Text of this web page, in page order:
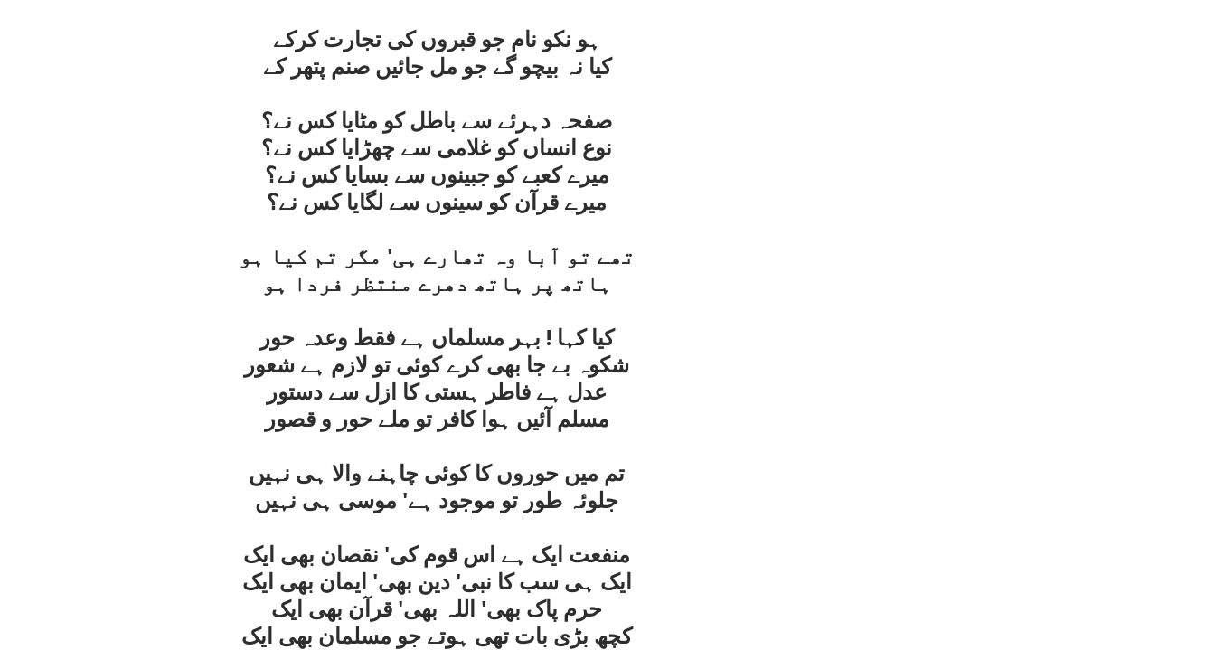
ہو نکو نام جو قبروں کی تجارت کرکے
کيا نہ بيچو گے جو مل جائيں صنم پتھر کے
صفحہ دہرئے سے باطل کو مٹايا کس نے؟
نوع انساں کو غلامی سے چھڑايا کس نے؟
ميرے کعبے کو جبينوں سے بسايا کس نے؟
ميرے قرآن کو سينوں سے لگايا کس نے؟
تھے تو آبا وہ تھارے ہی' مگر تم کيا ہو
ہاتھ پر ہاتھ دھرے منتظر فردا ہو
کيا کہا ! بہر مسلماں ہے فقط وعدہ حور
شکوہ بے جا بھی کرے کوئی تو لازم ہے شعور
عدل ہے فاطر ہستی کا ازل سے دستور
مسلم آئيں ہوا کافر تو ملے حور و قصور
تم ميں حوروں کا کوئی چاہنے والا ہی نہيں
جلوئہ طور تو موجود ہے' موسی ہی نہيں
منفعت ايک ہے اس قوم کی' نقصان بھی ايک
ايک ہی سب کا نبی' دين بھی' ايمان بھی ايک
حرم پاک بھی' اللہ بھی' قرآن بھی ايک
کچھ بڑی بات تھی ہوتے جو مسلمان بھی ايک